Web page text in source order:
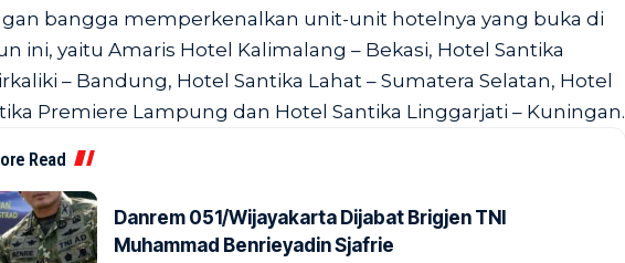
bangga memperkenalkan unit-unit hotelnya yang buka di
ini, yaitu Amaris Hotel Kalimalang – Bekasi, Hotel Santika
– Bandung, Hotel Santika Lahat – Sumatera Selatan, Hotel
Premiere Lampung dan Hotel Santika Linggarjati – Kuningan.
Read
Danrem 051/Wijayakarta Dijabat Brigjen TNI
Muhammad Benrieyadin Sjafrie